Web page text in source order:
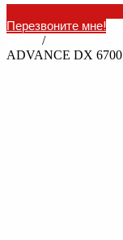
Перезвоните мне!
/
ADVANCE DX 6700